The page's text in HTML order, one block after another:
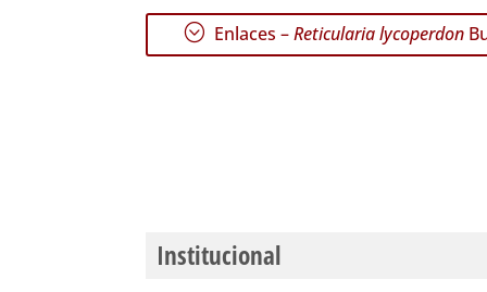
; Enlaces –Reticularia lycoperdon
Institucional